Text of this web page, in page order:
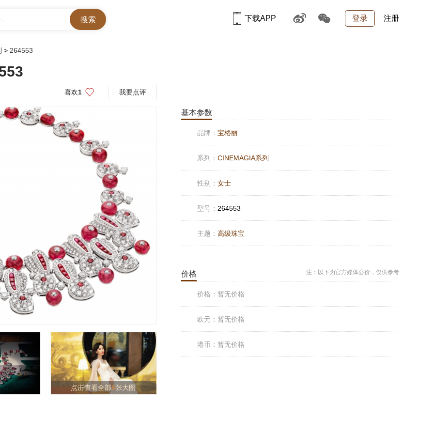
登录 注册
下载APP
> 264553
喜欢1 我要点评
点击查看全部6张大图
基本参数
品牌： 宝格丽
系列： CINEMAGIA系列
性别： 女士
型号： 264553
主题： 高级珠宝
价格 注：以下为官方媒体公价，仅供参考
价格： 暂无价格
欧元： 暂无价格
港币： 暂无价格